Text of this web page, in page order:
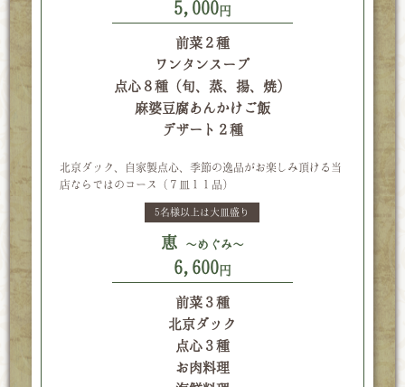
5,000円
前菜２種
ワンタンスープ
点心８種（旬、蒸、揚、焼）
麻婆豆腐あんかけご飯
デザート２種
北京ダック、自家製点心、季節の逸品がお楽しみ頂ける 当
店ならではのコース（７皿１１品）
5名様以上は大皿盛り
恵 ～めぐみ～
6,600円
前菜３種
北京ダック
点心３種
お肉料理